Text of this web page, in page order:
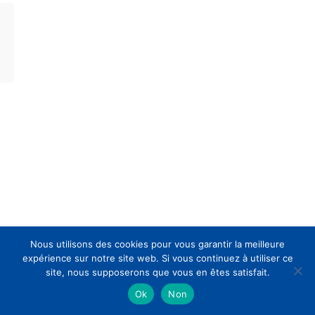
Nous utilisons des cookies pour vous garantir la meilleure
expérience sur notre site web. Si vous continuez à utiliser ce
site, nous supposerons que vous en êtes satisfait.
Ok
Non